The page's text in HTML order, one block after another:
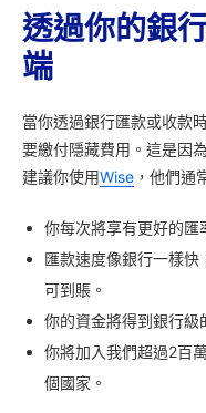
透過你的銀
端
當你透過銀行匯款或收款
要繳付隱藏費用。這是因
建議你使用Wise ，他們通
你每次將享有更好的匯
匯款速度像銀行一樣
可到賬。
你的資金將得到銀行級
你將加入我們超過2百
個國家。